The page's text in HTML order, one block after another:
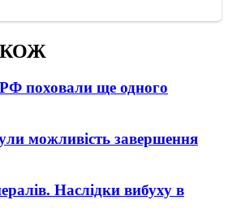
поховали ще одного
можливість завершення
Наслідки вибуху в